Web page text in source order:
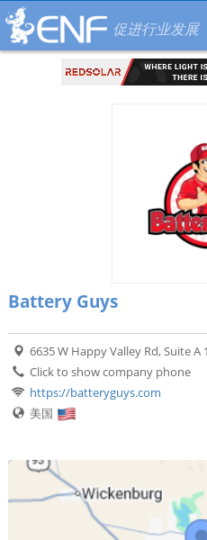
促进行业发展
Battery Guys
6635 W Happy Valley Rd, Suite A
Click to show company phone
https://batteryguys.com
美国